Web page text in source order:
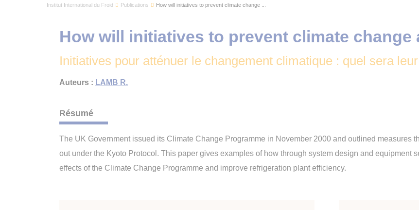
Institut International du Froid Publications How will initiatives to prevent climate change ...
Initiatives pour atténuer le changement climatique : quel sera
How will initiatives to prevent climate change
Auteurs : LAMB R.
Résumé
The UK Government issued its Climate Change Programme in November 2000 and outlined measures
out under the Kyoto Protocol. This paper gives examples of how through system design and equipment
effects of the Climate Change Programme and improve refrigeration plant efficiency.